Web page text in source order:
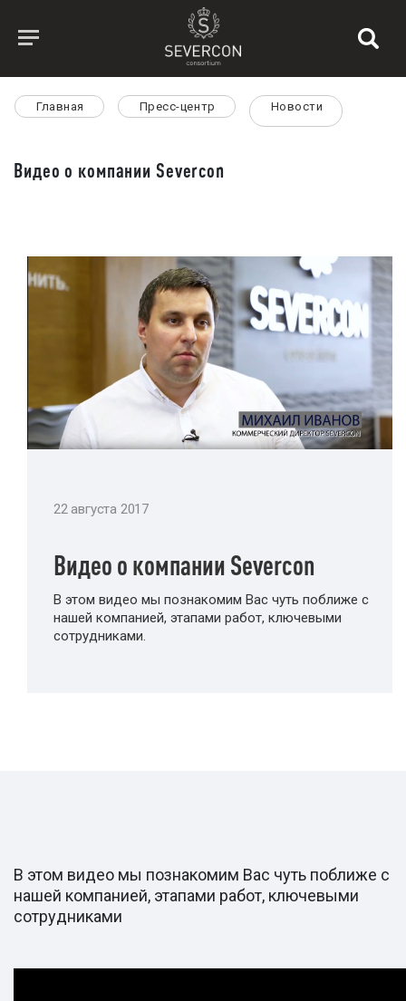
Главная Пресс-центр Новости
Видео о компании Severcon
22 августа 2017
Видео о компании Severcon
В этом видео мы познакомим Вас чуть поближе с
нашей компанией, этапами работ, ключевыми
сотрудниками.
В этом видео мы познакомим Вас чуть поближе с
нашей компанией, этапами работ, ключевыми
сотрудниками